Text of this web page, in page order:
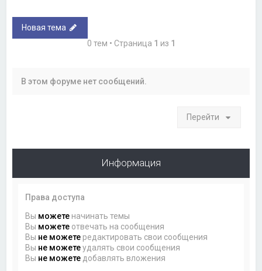
Новая тема
0 тем • Страница 1 из 1
В этом форуме нет сообщений.
Перейти
Информация
Права доступа
Вы можете начинать темы
Вы можете отвечать на сообщения
Вы не можете редактировать свои сообщения
Вы не можетеудалять свои сообщения
Вы не можете добавлять вложения